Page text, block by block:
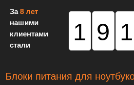
За8 лет
нашими
клиентами
стали
Блоки питания для